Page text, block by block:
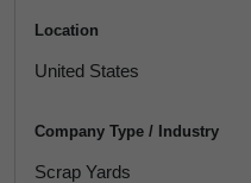
Location
United States
Company Type / Industry
Scrap Yards